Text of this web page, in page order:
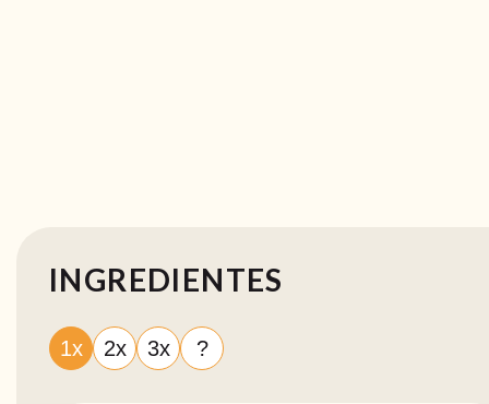
INGREDIENTES
1x 2x 3x ?